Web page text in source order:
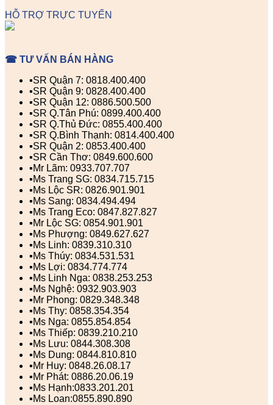
HỖ TRỢ TRỰC TUYẾN
☎ TƯ VẤN BÁN HÀNG
▪️SR Quận 7: 0818.400.400
▪️SR Quận 9: 0828.400.400
▪️SR Quận 12: 0886.500.500
▪️SR Q.Tân Phú: 0899.400.400
▪️SR Q.Thủ Đức: 0855.400.400
▪️SR Q.Bình Thạnh: 0814.400.400
▪️SR Quận 2: 0853.400.400
▪️SR Cần Thơ: 0849.600.600
▪️Mr Lãm: 0933.707.707
▪️Ms Trang SG: 0834.715.715
▪️Ms Lộc SR: 0826.901.901
▪️Ms Sang: 0834.494.494
▪️Ms Trang Eco: 0847.827.827
▪️Mr Lộc SG: 0854.901.901
▪️Ms Phượng: 0849.627.627
▪️Ms Linh: 0839.310.310
▪️Ms Thúy: 0834.531.531
▪️Ms Lợi: 0834.774.774
▪️Ms Linh Nga: 0838.253.253
▪️Ms Nghệ: 0932.903.903
▪️Mr Phong: 0829.348.348
▪️Ms Thy: 0858.354.354
▪️Ms Nga: 0855.854.854
▪️Ms Thiếp: 0839.210.210
▪️Ms Lưu: 0844.308.308
▪️Ms Dung: 0844.810.810
▪️Mr Huy: 0848.26.08.17
▪️Mr Phát: 0886.20.06.19
▪️Ms Hạnh:0833.201.201
▪️Ms Loan:0855.890.890